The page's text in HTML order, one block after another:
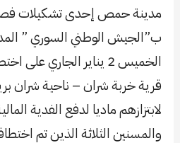
مدينة حمص إحدى تشكيلات
ب”الجيش الوطني السوري ”
الخميس 2 يناير الجاري
قرية خربة شران – ناحية شران
لابتزازهم ماديا لدفع الفدية
والمسنين الثلاثة الذين تم